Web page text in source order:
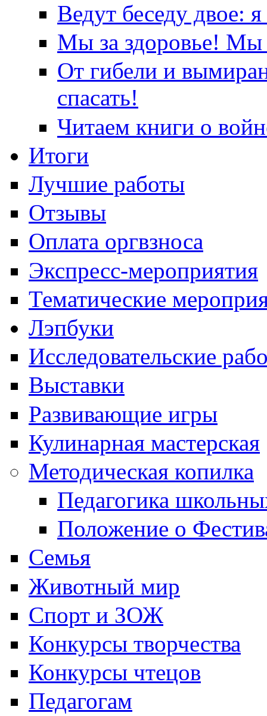
Ведут беседу двое:
Мы за здоровье! Мы
От гибели и
спасать!
Читаем книги о
Итоги
Лучшие работы
Отзывы
Оплата оргвзноса
Экспресс-мероприятия
Тематические
Лэпбуки
Исследовательские
Выставки
Развивающие игры
Кулинарная мастерская
Методическая копилка
Педагогика
Положение о
Семья
Животный мир
Спорт и ЗОЖ
Конкурсы творчества
Конкурсы чтецов
Педагогам